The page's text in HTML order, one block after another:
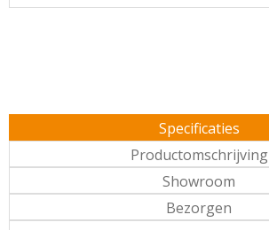
Specificaties
Productomschrijving
Showroom
Bezorgen